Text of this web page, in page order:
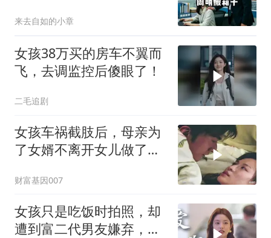
热闹
来去自如的小章
女孩38万买的房车不翼而
飞，去调监控后傻眼了！
二毛追剧
女孩车祸截肢后，母亲为
了女婿不离开女儿做了多
财富基因007
女孩只是吃饭时拍照，却
遭到富二代男友嫌弃，下